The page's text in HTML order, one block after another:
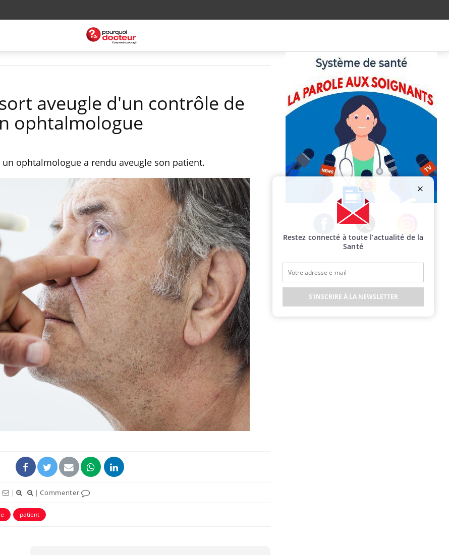
aveugle d'un contrôle de
ophtalmologue
un ophtalmologue a rendu aveugle son patient.
| |Commenter
patient
Facebook Twitter Instagram
Restez connecté à toute l’actualité de la
Santé
S'INSCRIRE À LA NEWSLETTER